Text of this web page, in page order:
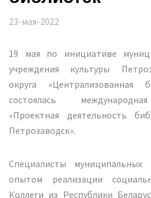
23-мая-2022
19 мая по инициативе
учреждения культуры
округа «Централизованная
состоялась
«Проектная деятельность
Петрозаводск».
Специалисты муниципальных
опытом реализации
Коллеги из Республики